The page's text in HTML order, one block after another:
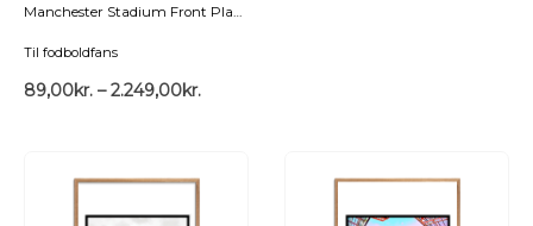
Manchester Stadium Front Plakat
Til fodboldfans
89,00kr. – 2.249,00kr.